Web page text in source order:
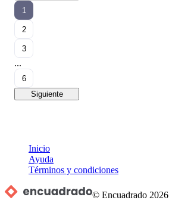
1
2
3
...
6
Siguiente
Inicio
Ayuda
Términos y condiciones
© Encuadrado 2026